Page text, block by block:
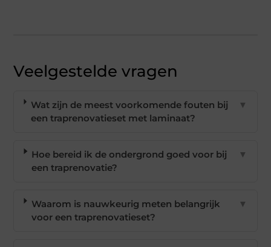
Veelgestelde vragen
Wat zijn de meest voorkomende fouten bij
een traprenovatieset met laminaat?
▼
Hoe bereid ik de ondergrond goed voor bij
een traprenovatie?
▼
Waarom is nauwkeurig meten belangrijk
voor een traprenovatieset?
▼